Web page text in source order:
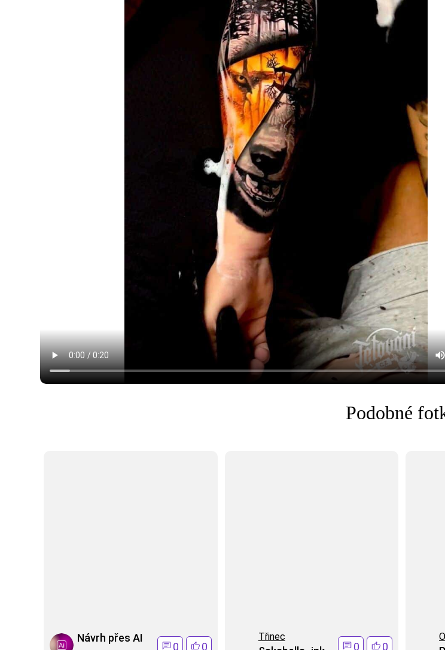
Podobné
Návrh přes AI
0 0
Třinec
0 0